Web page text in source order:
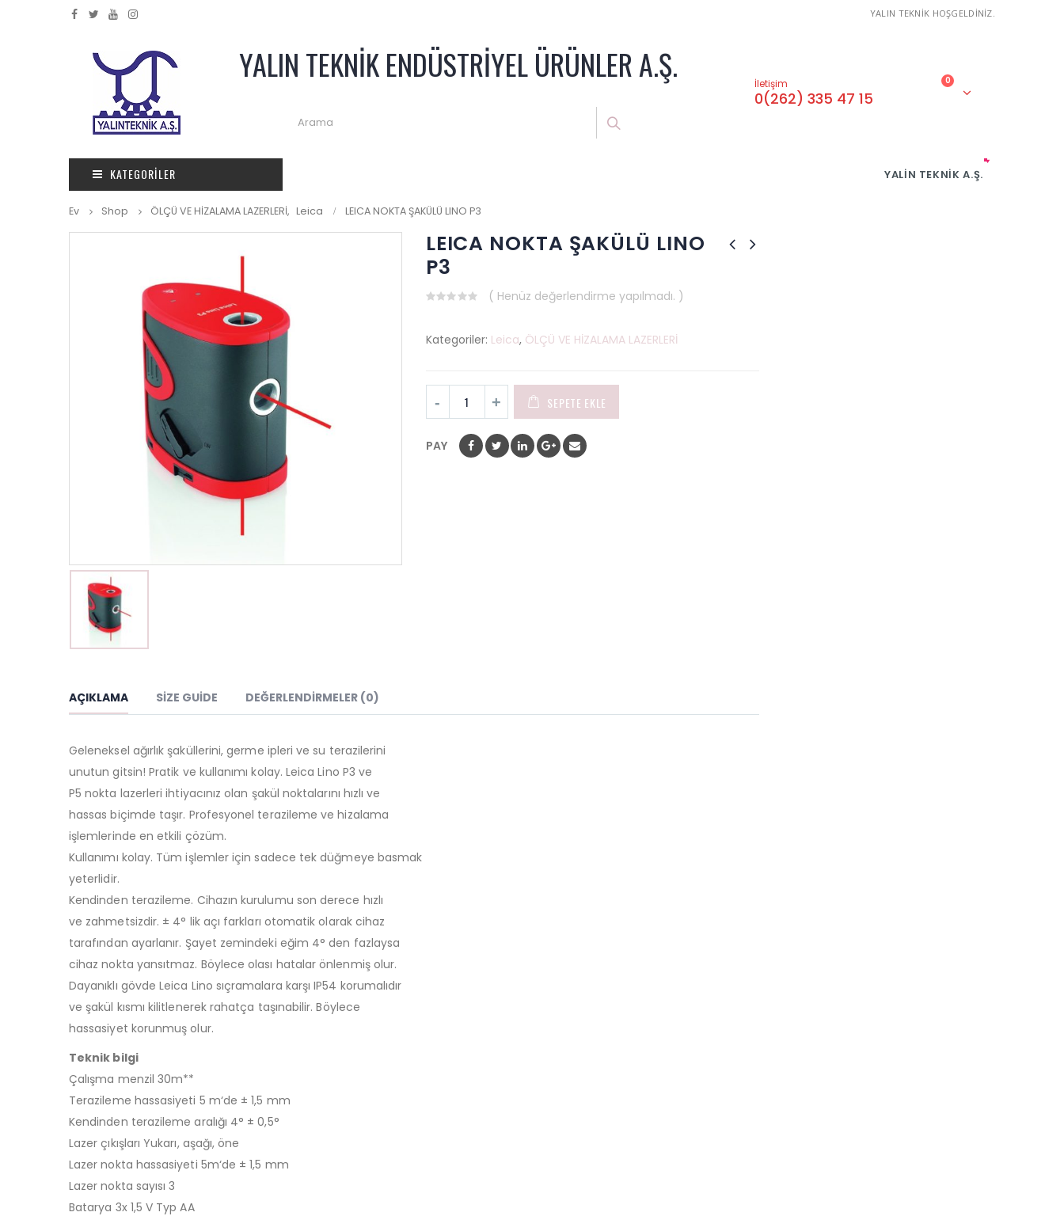
YALIN TEKNİK HOŞGELDİNİZ.
YALIN TEKNİK ENDÜSTRİYEL ÜRÜNLER A.Ş. İletişim
0(262) 335 47 15
0
KATEGORILER YALIN TEKNIK A.Ş.
Ev Shop ÖLÇÜ VE HİZALAMA LAZERLERİ, Leica LEICA NOKTA ŞAKÜLÜ LINO P3
LEICA NOKTA ŞAKÜLÜ LINO
P3
5
( Henüz değerlendirme yapılmadı. )
Kategoriler: Leica, ÖLÇÜ VE HİZALAMA LAZERLERİ
SEPETE EKLE
PAY
AÇIKLAMA SIZE GUIDE DEĞERLENDIRMELER (0)
Geleneksel ağırlık şaküllerini, germe ipleri ve su terazilerini
unutun gitsin! Pratik ve kullanımı kolay. Leica Lino P3 ve
P5 nokta lazerleri ihtiyacınız olan şakül noktalarını hızlı ve
hassas biçimde taşır. Profesyonel terazileme ve hizalama
işlemlerinde en etkili çözüm.
Kullanımı kolay. Tüm işlemler için sadece tek düğmeye basmak
yeterlidir.
Kendinden terazileme. Cihazın kurulumu son derece hızlı
ve zahmetsizdir. ± 4° lik açı farkları otomatik olarak cihaz
tarafından ayarlanır. Şayet zemindeki eğim 4° den fazlaysa
cihaz nokta yansıtmaz. Böylece olası hatalar önlenmiş olur.
Dayanıklı gövde Leica Lino sıçramalara karşı IP54 korumalıdır
ve şakül kısmı kilitlenerek rahatça taşınabilir. Böylece
hassasiyet korunmuş olur.
Teknik bilgi
Çalışma menzil 30m**
Terazileme hassasiyeti 5 m‘de ± 1,5 mm
Kendinden terazileme aralığı 4° ± 0,5°
Lazer çıkışları Yukarı, aşağı, öne
Lazer nokta hassasiyeti 5m‘de ± 1,5 mm
Lazer nokta sayısı 3
Batarya 3x 1,5 V Typ AA